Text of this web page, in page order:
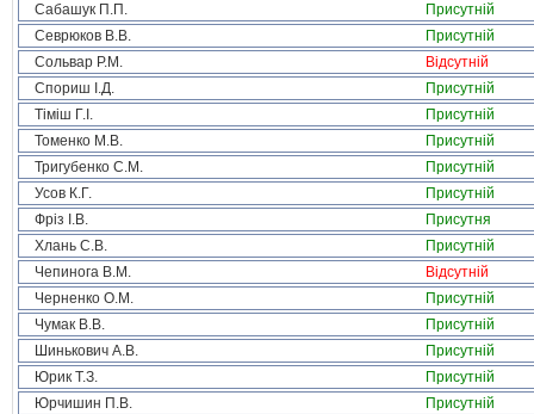
Сабашук П.П.
Присутній
Севрюков В.В.
Присутній
Сольвар Р.М.
Відсутній
Спориш І.Д.
Присутній
Тіміш Г.І.
Присутній
Томенко М.В.
Присутній
Тригубенко С.М.
Присутній
Усов К.Г.
Присутній
Фріз І.В.
Присутня
Хлань С.В.
Присутній
Чепинога В.М.
Відсутній
Черненко О.М.
Присутній
Чумак В.В.
Присутній
Шинькович А.В.
Присутній
Юрик Т.З.
Присутній
Юрчишин П.В.
Присутній